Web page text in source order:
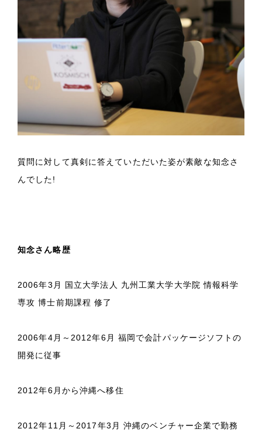
質問に対して真剣に答えていただいた姿が素敵な知念さ
んでした!
知念さん略歴
2006年3月 国立大学法人 九州工業大学大学院 情報科学
専攻 博士前期課程 修了
2006年4月～2012年6月 福岡で会計パッケージソフトの
開発に従事
2012年6月から沖縄へ移住
2012年11月～2017年3月 沖縄のベンチャー企業で勤務